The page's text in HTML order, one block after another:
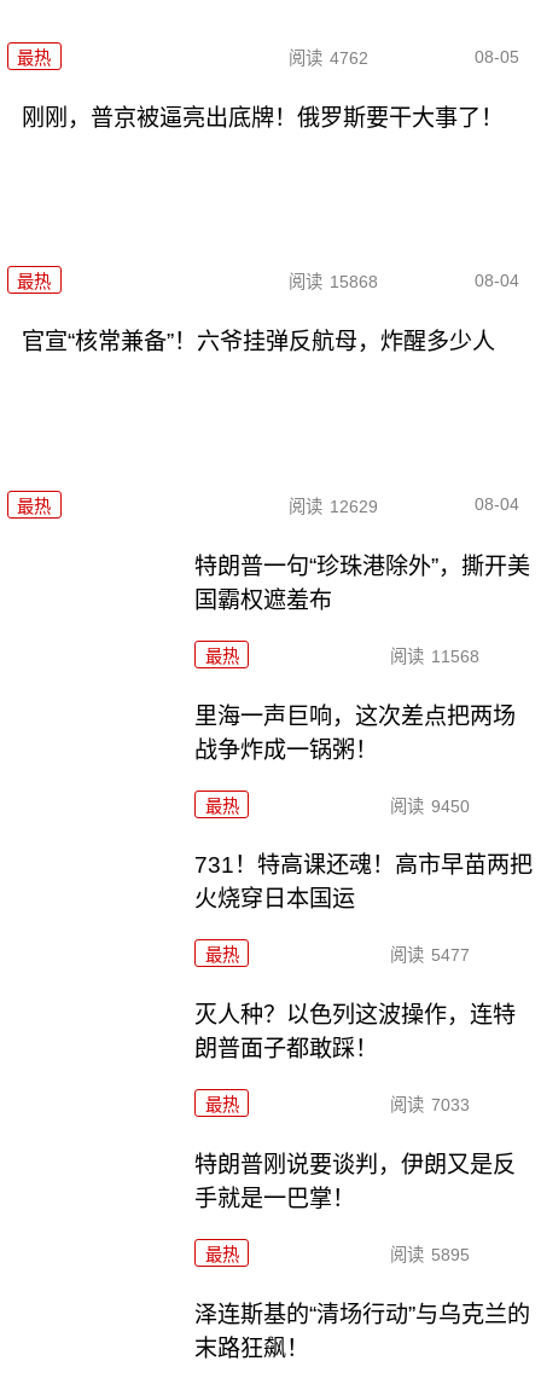
最热 阅读 4762 08-05
刚刚，普京被逼亮出底牌！俄罗斯要干大事了！
最热 阅读 15868 08-04
官宣“核常兼备”！六爷挂弹反航母，炸醒多少人
最热 阅读 12629 08-04
特朗普一句“珍珠港除外”，撕开美
国霸权遮羞布
最热 阅读 11568
里海一声巨响，这次差点把两场
战争炸成一锅粥！
最热 阅读 9450
731！特高课还魂！高市早苗两把
火烧穿日本国运
最热 阅读 5477
灭人种？以色列这波操作，连特
朗普面子都敢踩！
最热 阅读 7033
特朗普刚说要谈判，伊朗又是反
手就是一巴掌！
最热 阅读 5895
泽连斯基的“清场行动”与乌克兰的
末路狂飙！